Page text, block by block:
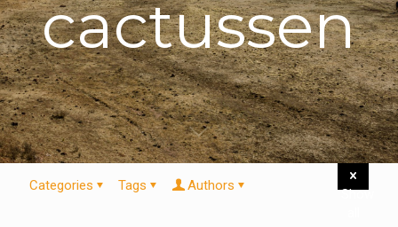
cactussen
Categories Tags Authors
Show